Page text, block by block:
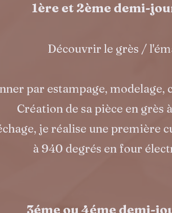
1ère et 2ème demi-
Découvrir le grès /
par estampage, modelage,
Création de sa pièce en grès
je réalise une première
à 940 degrés en four
3éme ou 4éme demi-